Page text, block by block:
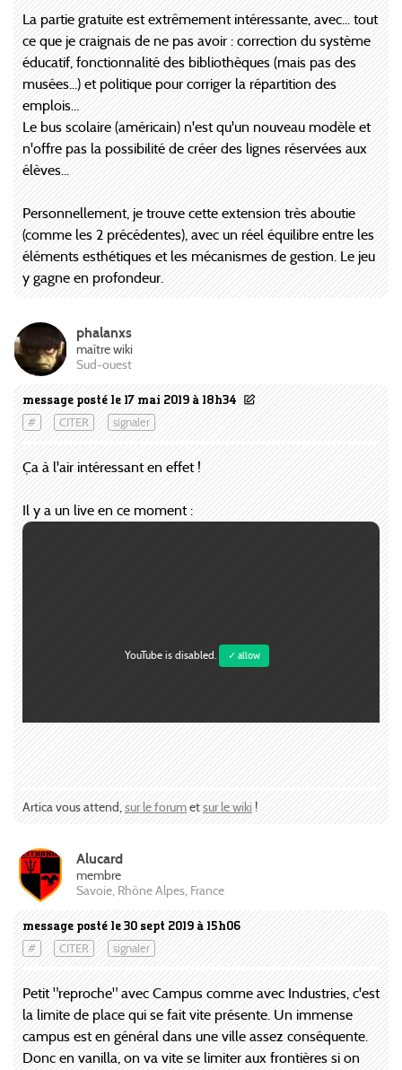
La partie gratuite est extrêmement intéressante, avec... tout
ce que je craignais de ne pas avoir : correction du système
éducatif, fonctionnalité des bibliothèques (mais pas des
musées...) et politique pour corriger la répartition des
emplois...
Le bus scolaire (américain) n'est qu'un nouveau modèle et
n'offre pas la possibilité de créer des lignes réservées aux
élèves...
Personnellement, je trouve cette extension très aboutie
(comme les 2 précédentes), avec un réel équilibre entre les
éléments esthétiques et les mécanismes de gestion. Le jeu
y gagne en profondeur.
message posté le 17 mai 2019 à 18h34
# CITER signaler
phalanxs
maître wiki
Sud-ouest
Ça à l'air intéressant en effet !
Il y a un live en ce moment :
YouTube is disabled. ✓ allow
Artica vous attend,sur le forumetsur le wiki!
message posté le 30 sept 2019 à 15h06
# CITER signaler
Alucard
membre
Savoie, Rhône Alpes, France
Petit "reproche" avec Campus comme avec Industries, c'est
la limite de place qui se fait vite présente. Un immense
campus est en général dans une ville assez conséquente.
Donc en vanilla, on va vite se limiter aux frontières si on